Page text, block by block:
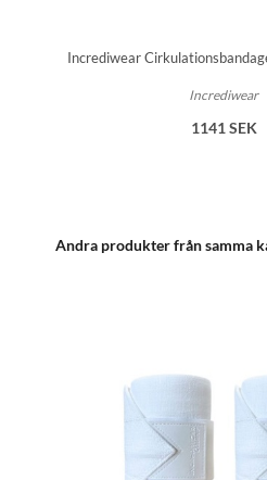
Incrediwear
Incrediwear
1141 SEK
Andra produkter från samma